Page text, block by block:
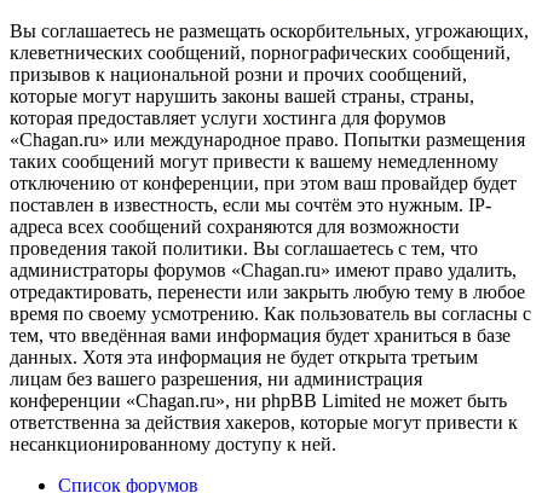
Вы соглашаетесь не размещать оскорбительных, угрожающих,
клеветнических сообщений, порнографических сообщений,
призывов к национальной розни и прочих сообщений,
которые могут нарушить законы вашей страны, страны,
которая предоставляет услуги хостинга для форумов
«Chagan.ru» или международное право. Попытки размещения
таких сообщений могут привести к вашему немедленному
отключению от конференции, при этом ваш провайдер будет
поставлен в известность, если мы сочтём это нужным. IP-
адреса всех сообщений сохраняются для возможности
проведения такой политики. Вы соглашаетесь с тем, что
администраторы форумов «Chagan.ru» имеют право удалить,
отредактировать, перенести или закрыть любую тему в любое
время по своему усмотрению. Как пользователь вы согласны с
тем, что введённая вами информация будет храниться в базе
данных. Хотя эта информация не будет открыта третьим
лицам без вашего разрешения, ни администрация
конференции «Chagan.ru», ни phpBB Limited не может быть
ответственна за действия хакеров, которые могут привести к
несанкционированному доступу к ней.
Список форумов